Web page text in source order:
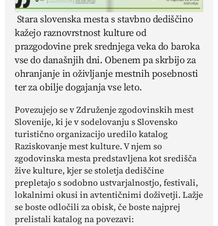
Stara slovenska mesta s stavbno dediščino
kažejo raznovrstnost kulture od
prazgodovine prek srednjega veka do baroka
vse do današnjih dni. Obenem pa skrbijo za
ohranjanje in oživljanje mestnih posebnosti
ter za obilje dogajanja vse leto.
Povezujejo se v Združenje zgodovinskih mest
Slovenije, ki je v sodelovanju s Slovensko
turistično organizacijo uredilo katalog
Raziskovanje mest kulture.V njem so
zgodovinska mesta predstavljena kot središča
žive kulture, kjer se stoletja dediščine
prepletajo s sodobno ustvarjalnostjo, festivali,
lokalnimi okusi in avtentičnimi doživetji. Lažje
se boste odločili za obisk, če boste najprej
prelistali katalog na povezavi: